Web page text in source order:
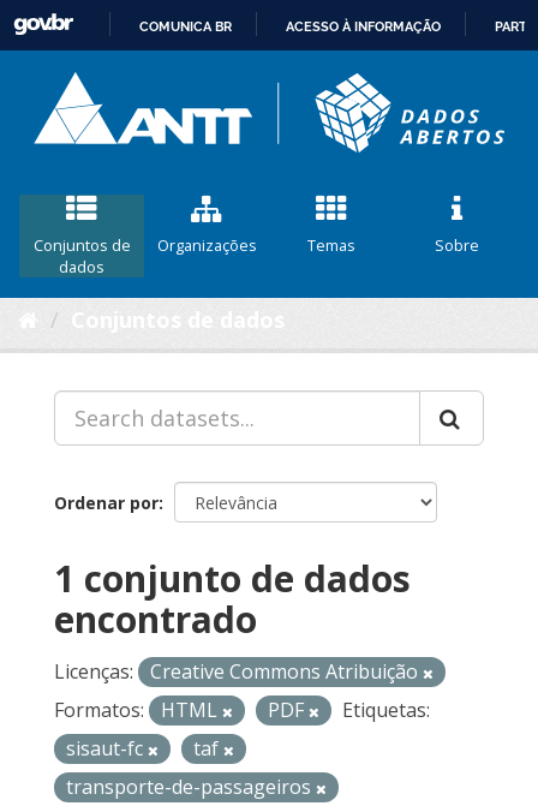
CONTEÚDO
COMUNICA BR ACESSO À INFORMAÇÃO
Conjuntos de
dados
Organizações Temas Sobre
Ordenar por
1 conjunto de dados
encontrado
Licenças:
Creative Commons Atribuição
Formatos:
HTML PDF
Etiquetas:
sisaut-fc
taf
transporte-de-passageiros